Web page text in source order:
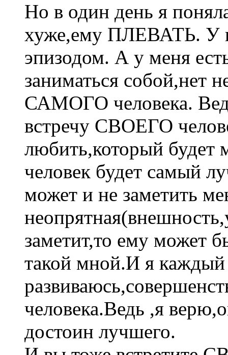
Но в один день я
хуже,ему ПЛЕВАТЬ. У
эпизодом. А у меня
заниматься собой,нет
САМОГО человека.
встречу СВОЕГО
любить,который будет
человек будет самый
может и не заметить
заметит,то ему может
такой мной.И я каждый
человека.Ведь ,я
достоин лучшего.